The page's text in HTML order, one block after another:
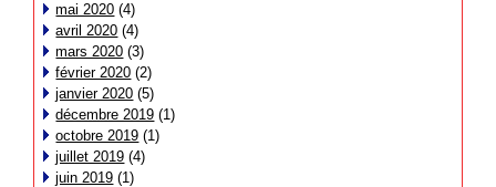
mai 2020 (4)
avril 2020 (4)
mars 2020 (3)
février 2020 (2)
janvier 2020 (5)
décembre 2019 (1)
octobre 2019 (1)
juillet 2019 (4)
juin 2019 (1)